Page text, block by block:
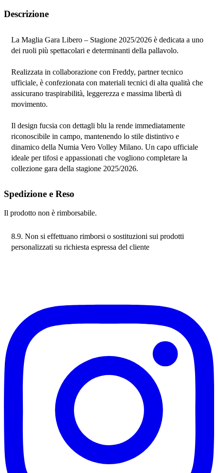
Descrizione
La Maglia Gara Libero – Stagione 2025/2026 è dedicata a uno
dei ruoli più spettacolari e determinanti della pallavolo.
Realizzata in collaborazione con Freddy, partner tecnico
ufficiale, è confezionata con materiali tecnici di alta qualità che
assicurano traspirabilità, leggerezza e massima libertà di
movimento.
Il design fucsia con dettagli blu la rende immediatamente
riconoscibile in campo, mantenendo lo stile distintivo e
dinamico della Numia Vero Volley Milano. Un capo ufficiale
ideale per tifosi e appassionati che vogliono completare la
collezione gara della stagione 2025/2026.
Spedizione e Reso
Il prodotto non è rimborsabile.
8.9. Non si effettuano rimborsi o sostituzioni sui prodotti
personalizzati su richiesta espressa del cliente